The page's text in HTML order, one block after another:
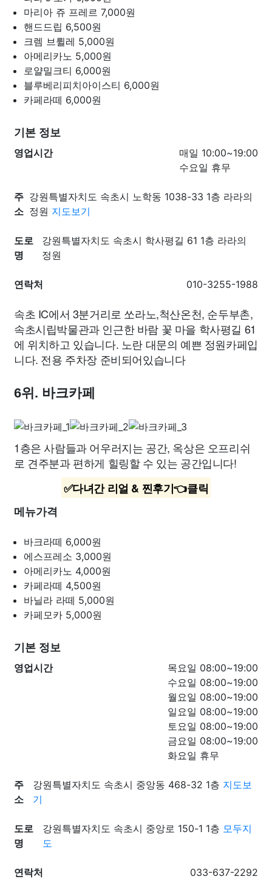
마리아 쥬 프레르 7,000원
핸드드립 6,500원
크렘 브륄레 5,000원
아메리카노 5,000원
로얄밀크티 6,000원
블루베리피치아이스티 6,000원
카페라떼 6,000원
기본 정보
영업시간
매일 10:00~19:00
수요일 휴무
주
소
강원특별자치도 속초시 노학동 1038-33 1층 라라의
정원 지도보기
도로
명
강원특별자치도 속초시 학사평길 61 1층 라라의
정원
연락처 010-3255-1988
속초 IC에서 3분거리로 쏘라노,척산온천, 순두부촌,
속초시립박물관과 인근한 바람 꽃 마을 학사평길 61
에 위치하고 있습니다. 노란 대문의 예쁜 정원카페입
니다. 전용 주차장 준비되어있습니다
6위. 바크카페
1층은 사람들과 어우러지는 공간, 옥상은 오프리쉬
로 견주분과 편하게 힐링할 수 있는 공간입니다!
✅다녀간 리얼 & 찐후기👈클릭
메뉴가격
바크라떼 6,000원
에스프레소 3,000원
아메리카노 4,000원
카페라떼 4,500원
바닐라 라떼 5,000원
카페모카 5,000원
기본 정보
영업시간
목요일 08:00~19:00
수요일 08:00~19:00
월요일 08:00~19:00
일요일 08:00~19:00
토요일 08:00~19:00
금요일 08:00~19:00
화요일 휴무
주
소
강원특별자치도 속초시 중앙동 468-32 1층 지도보
기
도로
명
강원특별자치도 속초시 중앙로 150-1 1층 모두지
도
연락처 033-637-2292